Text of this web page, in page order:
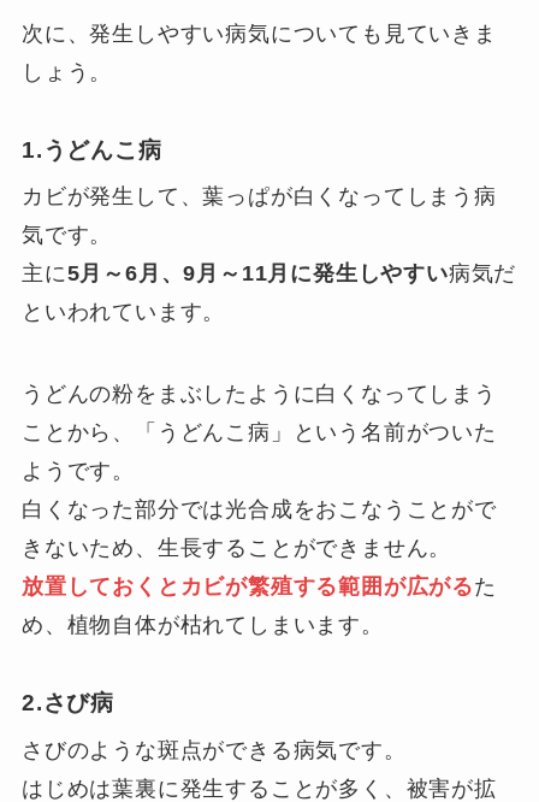
次に、発生しやすい病気についても見ていきま
しょう。
1.うどんこ病
カビが発生して、葉っぱが白くなってしまう病
気です。
主に5月～6月、9月～11月に発生しやすい病気だ
といわれています。
うどんの粉をまぶしたように白くなってしまう
ことから、「うどんこ病」という名前がついた
ようです。
白くなった部分では光合成をおこなうことがで
きないため、生長することができません。
放置しておくとカビが繁殖する範囲が広がるた
め、植物自体が枯れてしまいます。
2.さび病
さびのような斑点ができる病気です。
はじめは葉裏に発生することが多く、被害が拡